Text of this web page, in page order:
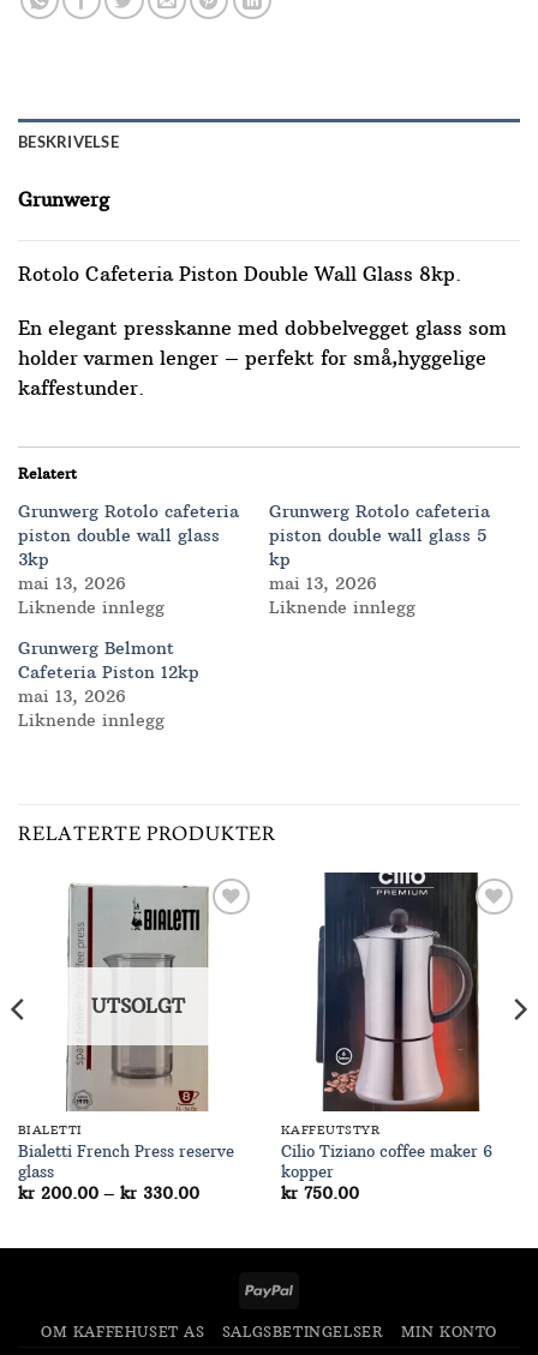
BESKRIVELSE
Grunwerg
Rotolo Cafeteria Piston Double Wall Glass 8kp.
En elegant presskanne med dobbelvegget glass som
holder varmen lenger – perfekt for små,hyggelige
kaffestunder.
Relatert
Grunwerg Rotolo cafeteria
piston double wall glass
3kp
mai 13, 2026
Liknende innlegg
Grunwerg Rotolo cafeteria
piston double wall glass 5
kp
mai 13, 2026
Liknende innlegg
Grunwerg Belmont
Cafeteria Piston 12kp
mai 13, 2026
Liknende innlegg
RELATERTE PRODUKTER
Add to
UTSOLGT
BIALETTI
Bialetti French Press reserve
glass
kr200.00 – kr330.00Prisområde:
Wishlist
KAFFEUTSTYR
Cilio Tiziano coffee maker 6
kopper
kr750.00
PayPal
OM KAFFEHUSET AS SALGSBETINGELSER MIN KONTO